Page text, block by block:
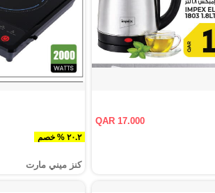
QAR 17.000
٢٠.٢ % خصم
كنز ميني مارت